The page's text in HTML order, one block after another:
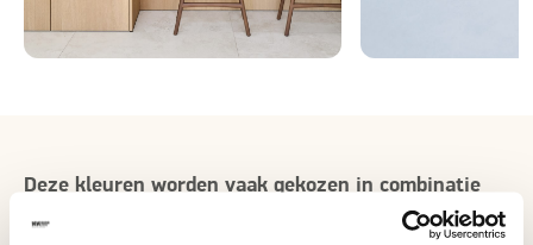
Deze kleuren worden vaak gekozen in combinatie